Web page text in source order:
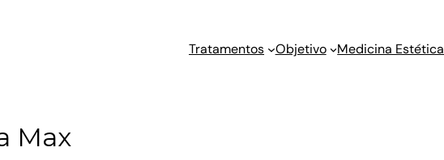
Tratamentos Objetivo Medicina Estética
Max